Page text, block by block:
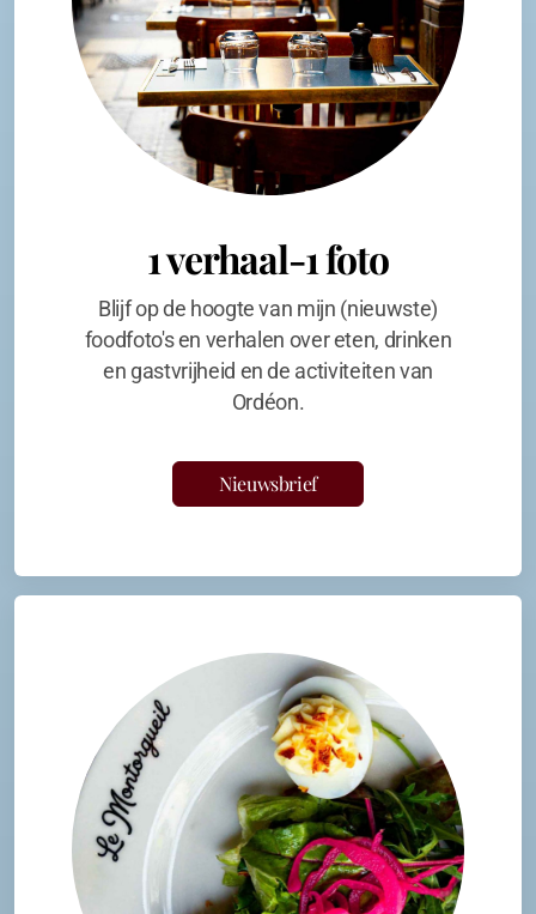
1 verhaal-1 foto
Blijf op de hoogte van mijn (nieuwste)
foodfoto's en verhalen over eten, drinken
en gastvrijheid en de activiteiten van
Ordéon.
Nieuwsbrief